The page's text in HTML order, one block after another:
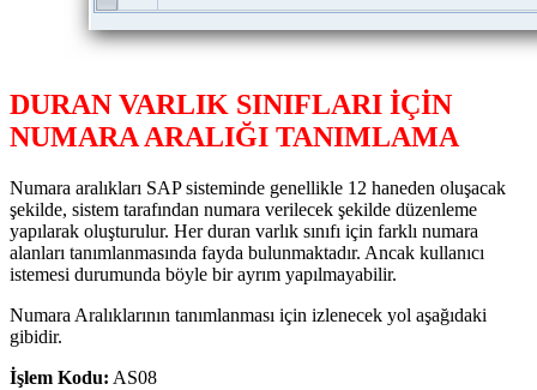
DURAN VARLIK SINIFLARI İÇİN
NUMARA ARALIĞI TANIMLAMA
Numara aralıkları SAP sisteminde genellikle 12 haneden oluşacak
şekilde, sistem tarafından numara verilecek şekilde düzenleme
yapılarak oluşturulur. Her duran varlık sınıfı için farklı numara
alanları tanımlanmasında fayda bulunmaktadır. Ancak kullanıcı
istemesi durumunda böyle bir ayrım yapılmayabilir.
Numara Aralıklarının tanımlanması için izlenecek yol aşağıdaki
gibidir.
İşlem Kodu: AS08